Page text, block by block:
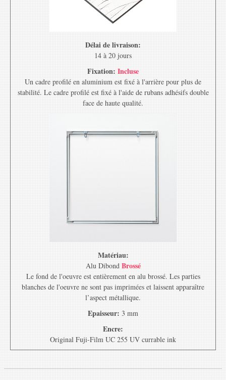
Délai de livraison:
14 à 20 jours
Fixation: Incluse
Un cadre profilé en aluminium est fixé à l'arrière pour plus de
stabilité. Le cadre profilé est fixé à l'aide de rubans adhésifs double
face de haute qualité.
Matériau:
Alu Dibond Brossé
Le fond de l'oeuvre est entièrement en alu brossé. Les parties
blanches de l'oeuvre ne sont pas imprimées et laissent apparaître
l’aspect métallique.
Epaisseur: 3 mm
Encre:
Original Fuji-Film UC 255 UV currable ink